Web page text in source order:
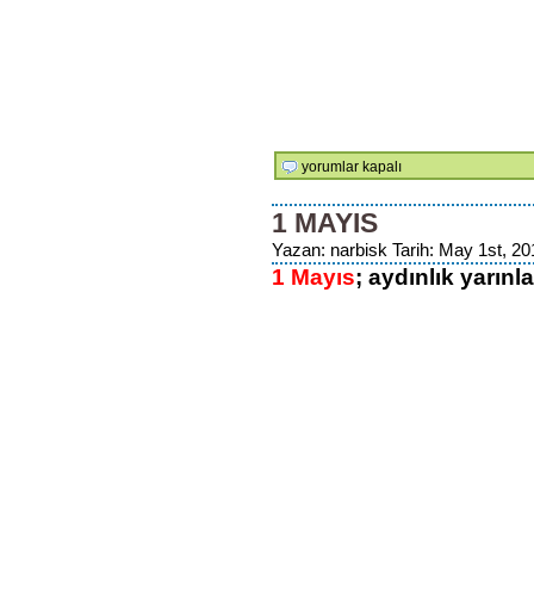
Yaşar
1.
Briç
Turnuvası
Görselleri
yorumlar kapalı
1 MAYIS
Yazan: narbisk Tarih: May 1st,
1 Mayıs; aydınlık